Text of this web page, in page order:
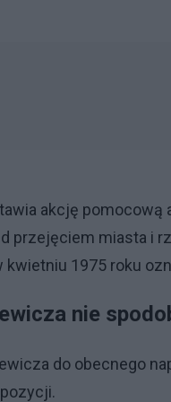
akcję pomocową
przejęciem miasta i
1975 roku
nie
do obecnego